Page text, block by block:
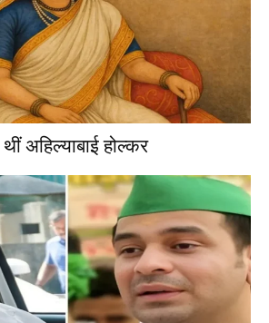
थीं अहिल्याबाई होल्कर